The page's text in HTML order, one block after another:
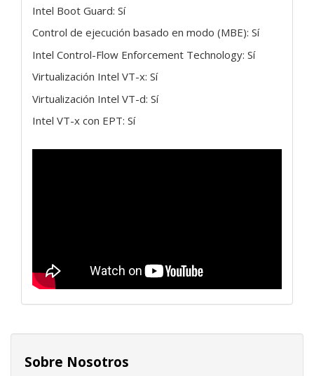
Intel Boot Guard: Sí
Control de ejecución basado en modo (MBE): Sí
Intel Control-Flow Enforcement Technology: Sí
Virtualización Intel VT-x: Sí
Virtualización Intel VT-d: Sí
Intel VT-x con EPT: Sí
Sobre Nosotros